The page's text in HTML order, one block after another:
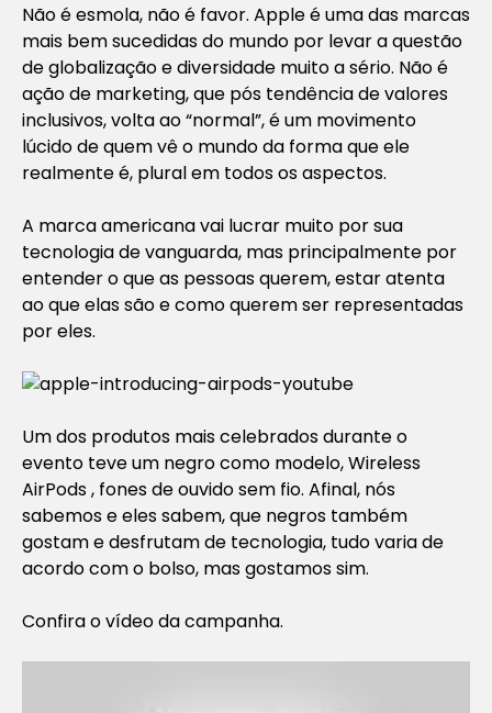
Não é esmola, não é favor. Apple é uma das marcas
mais bem sucedidas do mundo por levar a questão
de globalização e diversidade muito a sério. Não é
ação de marketing, que pós tendência de valores
inclusivos, volta ao “normal”, é um movimento
lúcido de quem vê o mundo da forma que ele
realmente é, plural em todos os aspectos.
A marca americana vai lucrar muito por sua
tecnologia de vanguarda, mas principalmente por
entender o que as pessoas querem, estar atenta
ao que elas são e como querem ser representadas
por eles.
Um dos produtos mais celebrados durante o
evento teve um negro como modelo, Wireless
AirPods , fones de ouvido sem fio. Afinal, nós
sabemos e eles sabem, que negros também
gostam e desfrutam de tecnologia, tudo varia de
acordo com o bolso, mas gostamos sim.
Confira o vídeo da campanha.